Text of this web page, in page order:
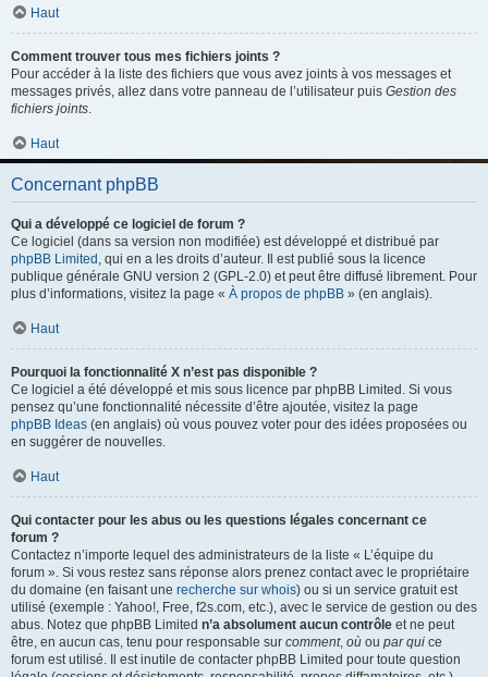
Haut
Comment trouver tous mes fichiers joints ?
Pour accéder à la liste des fichiers que vous avez joints à vos messages et
messages privés, allez dans votre panneau de l’utilisateur puis Gestion des
fichiers joints.
Haut
Concernant phpBB
Qui a développé ce logiciel de forum ?
Ce logiciel (dans sa version non modifiée) est développé et distribué par
phpBB Limited , qui en a les droits d’auteur. Il est publié sous la licence
publique générale GNU version 2 (GPL-2.0) et peut être diffusé librement. Pour
plus d’informations, visitez la page « À propos de phpBB » (en anglais).
Haut
Pourquoi la fonctionnalité X n’est pas disponible ?
Ce logiciel a été développé et mis sous licence par phpBB Limited. Si vous
pensez qu’une fonctionnalité nécessite d’être ajoutée, visitez la page
phpBB Ideas (en anglais) où vous pouvez voter pour des idées proposées ou
en suggérer de nouvelles.
Haut
Qui contacter pour les abus ou les questions légales concernant ce
forum ?
Contactez n’importe lequel des administrateurs de la liste « L’équipe du
forum ». Si vous restez sans réponse alors prenez contact avec le propriétaire
du domaine (en faisant une recherche sur whois) ou si un service gratuit est
utilisé (exemple : Yahoo!, Free, f2s.com, etc.), avec le service de gestion ou des
abus. Notez que phpBB Limited n’a absolument aucun contrôle et ne peut
être, en aucun cas, tenu pour responsable sur comment, où ou par qui ce
forum est utilisé. Il est inutile de contacter phpBB Limited pour toute question